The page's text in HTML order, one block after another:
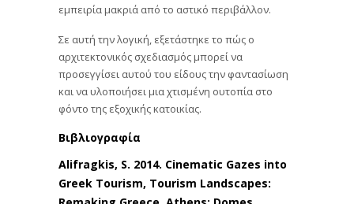
εμπειρία μακριά από το αστικό περιβάλλον.
Σε αυτή την λογική, εξετάστηκε το πώς ο
αρχιτεκτονικός σχεδιασμός μπορεί να
προσεγγίσει αυτού του είδους την φαντασίωση
και να υλοποιήσει μια χτισμένη ουτοπία στο
φόντο της εξοχικής κατοικίας.
Βιβλιογραφία
Alifragkis, S. 2014. Cinematic Gazes into
Greek Tourism, Tourism Landscapes: